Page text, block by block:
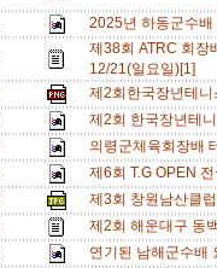
2025년 하동군수
제38회 ATRC 회장
12/21(일요일)[1]
제2회한국장년테
제2회 한국장년테
의령군체육회장배
제6회 T.G OPEN
제3회 창원남산클
제2회 해운대구 동
연기된 남해군수